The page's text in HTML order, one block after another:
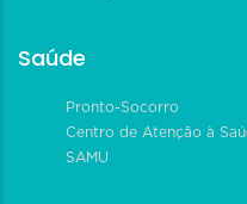
Saúde
Pronto-Socorro
Centro de Atenção à
SAMU